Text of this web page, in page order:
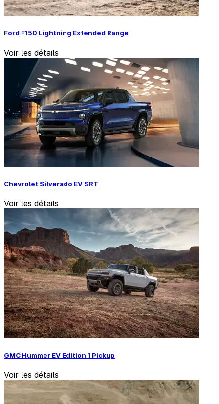
Ford F150 Lightning Extended Range
Voir les détails
Chevrolet Silverado EV SRT
Voir les détails
GMC Hummer EV Edition 1 Pickup
Voir les détails